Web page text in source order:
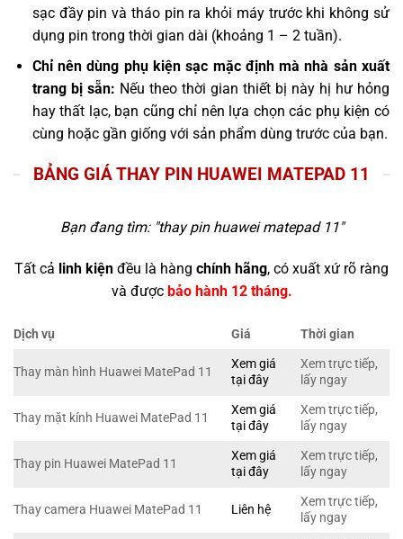
sạc đầy pin và tháo pin ra khỏi máy trước khi không sử
dụng pin trong thời gian dài (khoảng 1 – 2 tuần).
Chỉ nên dùng phụ kiện sạc mặc định mà nhà sản xuất
trang bị sẵn: Nếu theo thời gian thiết bị này hị hư hỏng
hay thất lạc, bạn cũng chỉ nên lựa chọn các phụ kiện có
cùng hoặc gần giống với sản phẩm dùng trước của bạn.
BẢNG GIÁ THAY PIN HUAWEI MATEPAD 11
Bạn đang tìm: "thay pin huawei matepad 11"
Tất cả linh kiện đều là hàng chính hãng, có xuất xứ rõ ràng
và được bảo hành 12 tháng.
Dịch vụ Giá Thời gian
Thay màn hình Huawei MatePad 11
Xem giá
tại đây
Xem trực tiếp,
lấy ngay
Thay mặt kính Huawei MatePad 11
Xem giá
tại đây
Xem trực tiếp,
lấy ngay
Thay pin Huawei MatePad 11
Xem giá
tại đây
Xem trực tiếp,
lấy ngay
Thay camera Huawei MatePad 11 Liên hệ
Xem trực tiếp,
lấy ngay